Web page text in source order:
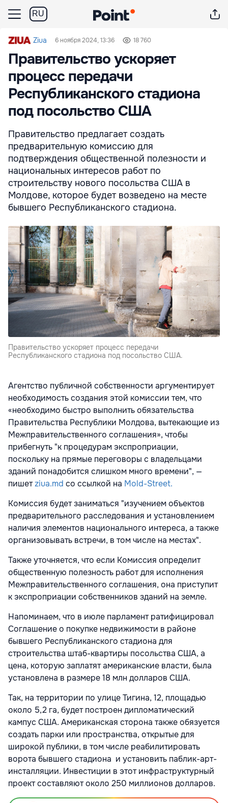
RU
Ziua 6 ноября 2024, 13:36 18 760
Правительство ускоряет
процесс передачи
Республиканского стадиона
под посольство США
Правительство предлагает создать
предварительную комиссию для
подтверждения общественной полезности и
национальных интересов работ по
строительству нового посольства США в
Молдове, которое будет возведено на месте
бывшего Республиканского стадиона.
Правительство ускоряет процесс передачи
Республиканского стадиона под посольство США.
Агентство публичной собственности аргументирует
необходимость создания этой комиссии тем, что
«необходимо быстро выполнить обязательства
Правительства Республики Молдова, вытекающие из
Межправительственного соглашения», чтобы
прибегнуть "к процедурам экспроприации,
поскольку на прямые переговоры с владельцами
зданий понадобится слишком много времени", —
пишетziua.md со ссылкой на Mold-Street.
Комиссия будет заниматься "изучением объектов
предварительного расследования и установлением
наличия элементов национального интереса, а также
организовывать встречи, в том числе на местах".
Также уточняется, что если Комиссия определит
общественную полезность работ для исполнения
Межправительственного соглашения, она приступит
к экспроприации собственников зданий на земле.
Напоминаем, что в июле парламент ратифицировал
Соглашение о покупке недвижимости в районе
бывшего Республиканского стадиона для
строительства штаб-квартиры посольства США, а
цена, которую заплатят американские власти, была
установлена в размере 18 млн долларов США.
Так, на территории по улице Тигина, 12, площадью
около 5,2 га, будет построен дипломатический
кампус США. Американская сторона также обязуется
создать парки или пространства, открытые для
широкой публики, в том числе реабилитировать
ворота бывшего стадиона и установить паблик-арт-
инсталляции. Инвестиции в этот инфраструктурный
проект составляют около 250 миллионов долларов.